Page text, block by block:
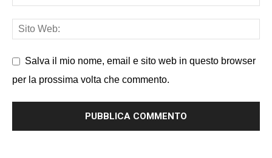
Salva il mio nome, email e sito web in questo browser
per la prossima volta che commento.